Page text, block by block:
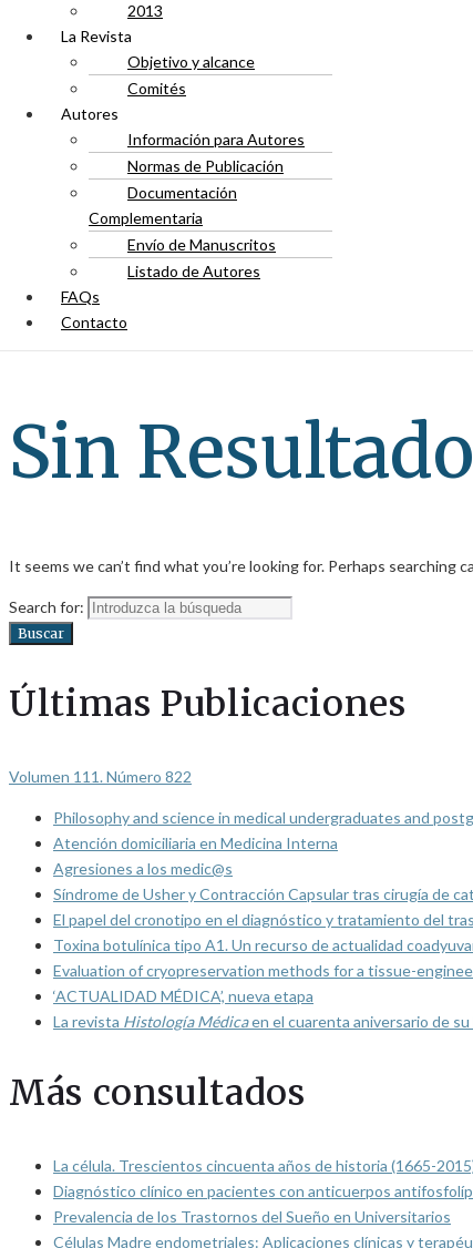
2013
La Revista
Objetivo y alcance
Comités
Autores
Información para Autores
Normas de Publicación
Documentación
Complementaria
Envío de Manuscritos
Listado de Autores
FAQs
Contacto
Sin
It seems we can’t find what you’re looking for. Perhaps searching
Search for:
Buscar
Últimas Publicaciones
Volumen 111. Número 822
Philosophy and science in medical undergraduates and
Atención domiciliaria en Medicina Interna
Agresiones a los medic@s
Síndrome de Usher y Contracción Capsular tras cirugía de
El papel del cronotipo en el diagnóstico y tratamiento del
Toxina botulínica tipo A1. Un recurso de actualidad
Evaluation of cryopreservation methods for a tissue-
‘ACTUALIDAD MÉDICA’, nueva etapa
La revista Histología Médicaen el cuarenta aniversario de su
Más consultados
La célula. Trescientos cincuenta años de historia (1665-
Diagnóstico clínico en pacientes con anticuerpos
Prevalencia de los Trastornos del Sueño en Universitarios
Células Madre endometriales: Aplicaciones clínicas y